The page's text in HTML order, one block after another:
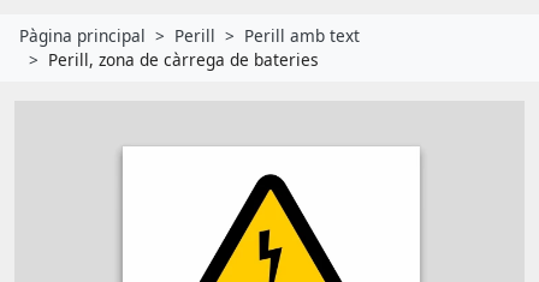
Pàgina principal Perill
Perill amb text
Perill, zona de càrrega de bateries